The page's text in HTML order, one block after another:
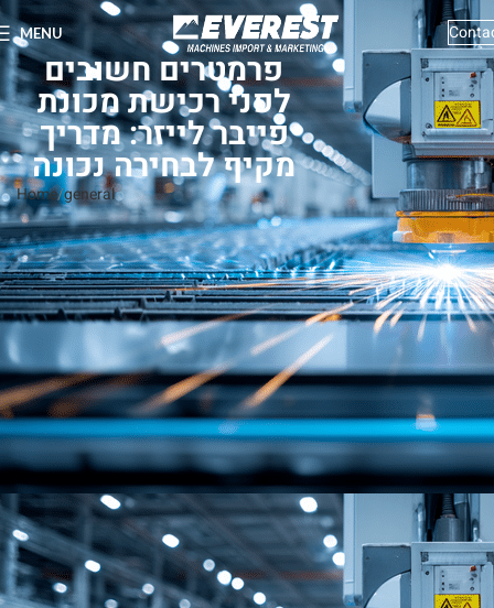
MENU
פרמטרים חשובים
לפני רכישת מכונת
פייבר לייזר: מדריך
מקיף לבחירה נכונה
Home general